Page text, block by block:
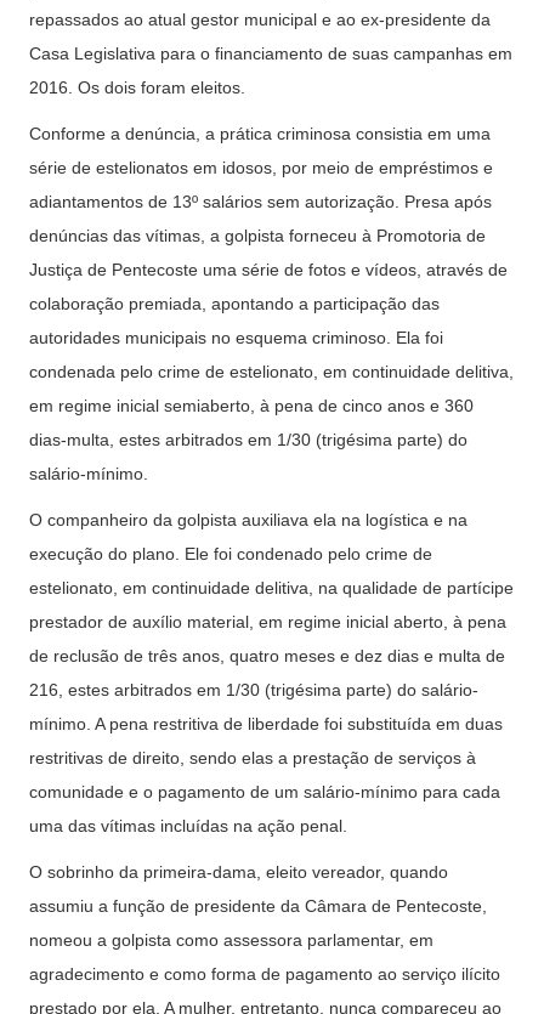
repassados ao atual gestor municipal e ao ex-presidente da
Casa Legislativa para o financiamento de suas campanhas em
2016. Os dois foram eleitos.
Conforme a denúncia, a prática criminosa consistia em uma
série de estelionatos em idosos, por meio de empréstimos e
adiantamentos de 13º salários sem autorização. Presa após
denúncias das vítimas, a golpista forneceu à Promotoria de
Justiça de Pentecoste uma série de fotos e vídeos, através de
colaboração premiada, apontando a participação das
autoridades municipais no esquema criminoso. Ela foi
condenada pelo crime de estelionato, em continuidade delitiva,
em regime inicial semiaberto, à pena de cinco anos e 360
dias-multa, estes arbitrados em 1/30 (trigésima parte) do
salário-mínimo.
O companheiro da golpista auxiliava ela na logística e na
execução do plano. Ele foi condenado pelo crime de
estelionato, em continuidade delitiva, na qualidade de partícipe
prestador de auxílio material, em regime inicial aberto, à pena
de reclusão de três anos, quatro meses e dez dias e multa de
216, estes arbitrados em 1/30 (trigésima parte) do salário-
mínimo. A pena restritiva de liberdade foi substituída em duas
restritivas de direito, sendo elas a prestação de serviços à
comunidade e o pagamento de um salário-mínimo para cada
uma das vítimas incluídas na ação penal.
O sobrinho da primeira-dama, eleito vereador, quando
assumiu a função de presidente da Câmara de Pentecoste,
nomeou a golpista como assessora parlamentar, em
agradecimento e como forma de pagamento ao serviço ilícito
prestado por ela. A mulher, entretanto, nunca compareceu ao